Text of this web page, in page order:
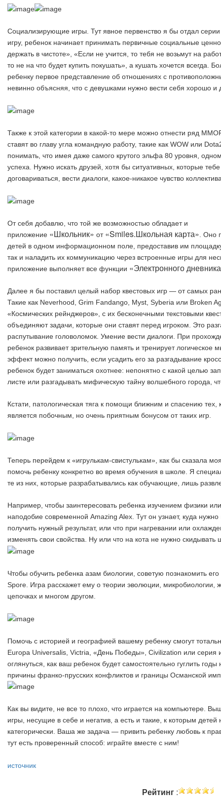
Социализирующие игры. Тут явное первенство я бы отдал
игру, ребенок начинает принимать первичные социальные
держать в чистоте», «Если не учится, то тебя не возьмут на
то не на что будет купить покушать», а кушать хочется всегда.
ребенку первое представление об отношениях с
невинно объясняя, что с девушками нужно вести себя хорошо
Также к этой категории в какой-то мере можно отнести ряд
ставят во главу угла командную работу, такие как WOW или
понимать, что имея даже самого крутого эльфа 80 уровня,
успеха. Нужно искать друзей, хотя бы ситуативных, которые
договариваться, вести диалоги, какое-никакое чувство
От себя добавлю, что той же возможностью обладает и
приложение «Школьник» от «Smiles.Школьная карта» . Оно
детей в одном информационном поле, предоставив им
так и наладить их коммуникацию через встроенные игры для
приложение выполняет все функции «Электронного
Далее я бы поставил целый набор квестовых игр — от самых
Такие как Neverhood, Grim Fandango, Myst, Syberia или Broken
«Космических рейнджеров», с их бесконечными текстовыми
объединяют задачи, которые они ставят перед игроком. Это
распутывание головоломок. Умение вести диалоги. При
ребенок развивает зрительную память и тренирует логическое
эффект можно получить, если усадить его за разгадывание
ребенок будет заниматься охотнее: непонятно с какой целью
листе или разгадывать мифическую тайну волшебного города,
Кстати, патологическая тяга к помощи ближним и спасению тех,
является побочным, но очень приятным бонусом от таких игр.
Теперь перейдем к «игрулькам-свистулькам», как бы сказала
помочь ребенку конкретно во время обучения в школе. Я
те из них, которые разрабатывались как обучающие, лишь
Например, чтобы заинтересовать ребенка изучением физики
наподобие современной Amazing Alex. Тут он узнает, куда
получить нужный результат, или что при нагревании или
изменять свои свойства. Ну или что на кота не нужно скидывать
Чтобы обучить ребенка азам биологии, советую познакомить
Spore. Игра расскажет ему о теории эволюции,
цепочках и многом другом.
Помочь с историей и географией вашему ребенку смогут
Europa Universalis, Victria, «День Победы», Civilization или серия
оглянуться, как ваш ребенок будет самостоятельно гуглить
причины франко-прусских конфликтов и границы Османской
Как вы видите, не все то плохо, что играется на компьютере.
игры, несущие в себе и негатив, а есть и такие, к которым детей
категорически. Ваша же задача — привить ребенку любовь к
тут есть проверенный способ: играйте вместе с ним!
источник
Рейтинг :